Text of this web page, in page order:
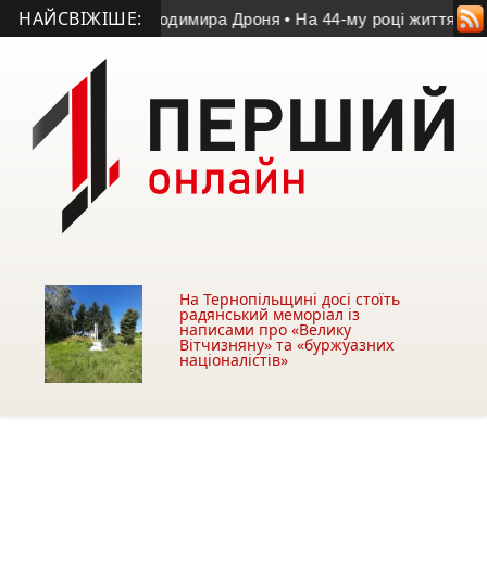
НАЙСВІЖІШЕ:
пам’яті Володимира Дроня • На 44-му році життя помер
На Тернопільщині досі стоїть
радянський меморіал із
написами про «Велику
Вітчизняну» та «буржуазних
націоналістів»